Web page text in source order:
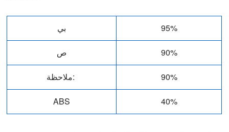
بي 95%
ص 90%
ملاحظة: 90%
ABS 40%